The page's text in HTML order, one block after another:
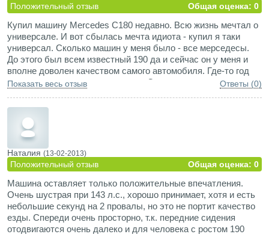
Положительный отзыв Общая оценка: 0
Купил машину Mercedes C180 недавно. Всю жизнь мечтал о
универсале. И вот сбылась мечта идиота - купил я таки
универсал. Сколько машин у меня было - все мерседесы.
До этого был всем известный 190 да и сейчас он у меня и
вполне доволен качеством самого автомобиля. Где-то год
назад начал присматриваться на С класс этого поколения.
сказать Цшка. Меня в ней все устраивает - и динамика, и
комфорт, и вместительность. Но так сложилось в жизни что
мне надо дизельный вариант С класса. Очень хочу
С250ТДИ. Но среди всех машин этого класса обьявления
которых видел очень мало 250 турбодизелей. Смотрел
несколько - в целом ничего но перевертыши. И вобще очень
много мертвых машин. Советую всем смотреть при покупке
очень внимательно. Продаю эту машину потому что сейчас
очень нужны деньги. А вобще тачка - бомба!
Показать весь отзыв Ответы (0)
Наталия (13-02-2013)
Положительный отзыв Общая оценка: 0
Машина оставляет только положительные впечатления.
Очень шустрая при 143 л.с., хорошо принимает, хотя и есть
небольшие секунд на 2 провалы, но это не портит качество
езды. Спереди очень просторно, т.к. передние сидения
отодвигаются очень далеко и для человека с ростом 190